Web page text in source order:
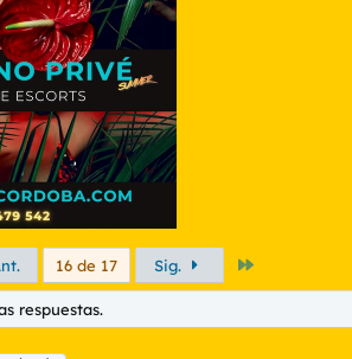
16 de 17 Sig.
respuestas.